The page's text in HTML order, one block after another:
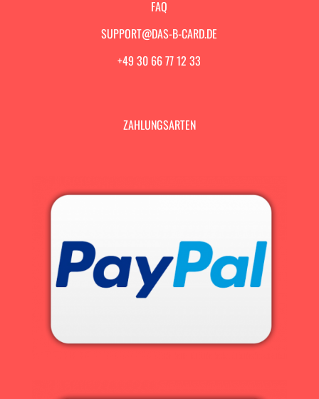
FAQ
SUPPORT@DAS-B-CARD.DE
+49 30 66 77 12 33
ZAHLUNGSARTEN